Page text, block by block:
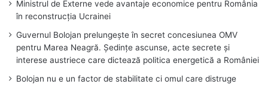
Ministrul de Externe vede avantaje economice pentru România
în reconstrucția Ucrainei
Guvernul Bolojan prelungește în secret concesiunea OMV
pentru Marea Neagră. Ședințe ascunse, acte secrete și
interese austriece care dictează politica energetică a României
Bolojan nu e un factor de stabilitate ci omul care distruge